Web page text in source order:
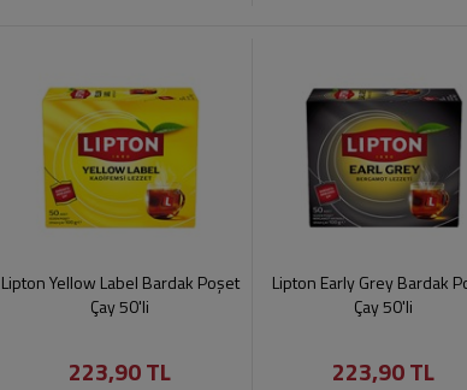
Lipton Yellow Label Bardak Poşet
Çay 50'li
223,90 TL
Lipton Early Grey Bardak
Çay 50'li
223,90 TL